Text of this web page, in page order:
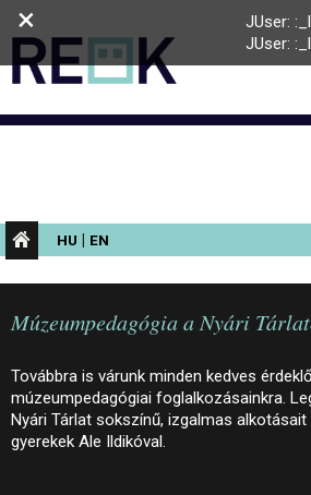
HU | EN
PROGRAMOK
KIÁLLÍTÁSOK
AZ ÉPÜLET
INFORMÁCIÓK
×
JUser:
JUser:
Múzeumpedagógia a Nyári
Továbbra is várunk minden kedves
múzeumpedagógiai foglalkozásainkra.
Nyári Tárlat sokszínű, izgalmas
gyerekek Ale Ildikóval.